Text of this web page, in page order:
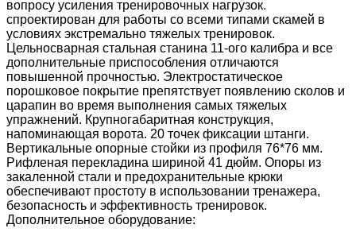
вопросу усиления тренировочных нагрузок.
спроектирован для работы со всеми типами скамей в
условиях экстремально тяжелых тренировок.
Цельносварная стальная станина 11-ого калибра и все
дополнительные приспособления отличаются
повышенной прочностью. Электростатическое
порошковое покрытие препятствует появлению сколов и
царапин во время выполнения самых тяжелых
упражнений. Крупногабаритная конструкция,
напоминающая ворота. 20 точек фиксации штанги.
Вертикальные опорные стойки из профиля 76*76 мм.
Рифленая перекладина шириной 41 дюйм. Опоры из
закаленной стали и предохранительные крюки
обеспечивают простоту в использовании тренажера,
безопасность и эффективность тренировок.
Дополнительное оборудование: